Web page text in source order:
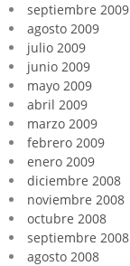
septiembre 2009
agosto 2009
julio 2009
junio 2009
mayo 2009
abril 2009
marzo 2009
febrero 2009
enero 2009
diciembre 2008
noviembre 2008
octubre 2008
septiembre 2008
agosto 2008